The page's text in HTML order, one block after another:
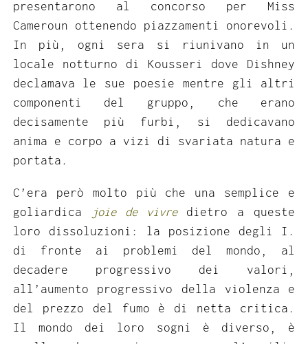
presentarono al concorso per Miss
Cameroun ottenendo piazzamenti onorevoli.
In più, ogni sera si riunivano in un
locale notturno di Kousseri dove Dishney
declamava le sue poesie mentre gli altri
componenti del gruppo, che erano
decisamente più furbi, si dedicavano
anima e corpo a vizi di svariata natura e
portata.
C’era però molto più che una semplice e
goliardica
joie de vivredietro a queste
loro dissoluzioni: la posizione degli I.
di fronte ai problemi del mondo, al
decadere progressivo dei valori,
all’aumento progressivo della violenza e
del prezzo del fumo è di netta critica.
Il mondo dei loro sogni è diverso, è